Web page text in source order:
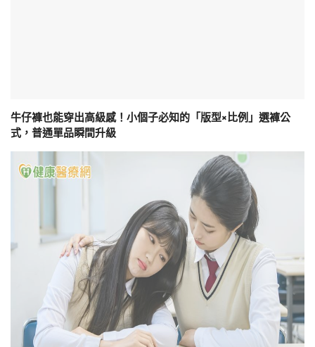
牛仔褲也能穿出高級感！小個子必知的「版型×比例」選褲公
式，普通單品瞬間升級